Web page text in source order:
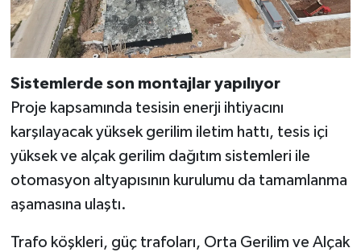
Sistemlerde son montajlar yapılıyor
Proje kapsamında tesisin enerji ihtiyacını
karşılayacak yüksek gerilim iletim hattı, tesis içi
yüksek ve alçak gerilim dağıtım sistemleri ile
otomasyon altyapısının kurulumu da tamamlanma
aşamasına ulaştı.
Trafo köşkleri, güç trafoları, Orta Gerilim ve Alçak